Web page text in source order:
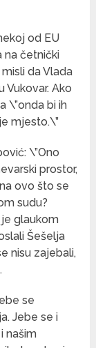
od EU
na četnički
da Vlada
Ako
\”onda bi ih
mjesto.\”
\”Ono
prostor,
ovo što se
sudu?
glaukom
Šešelja
nisu zajebali,
se
Jebe se i
našim